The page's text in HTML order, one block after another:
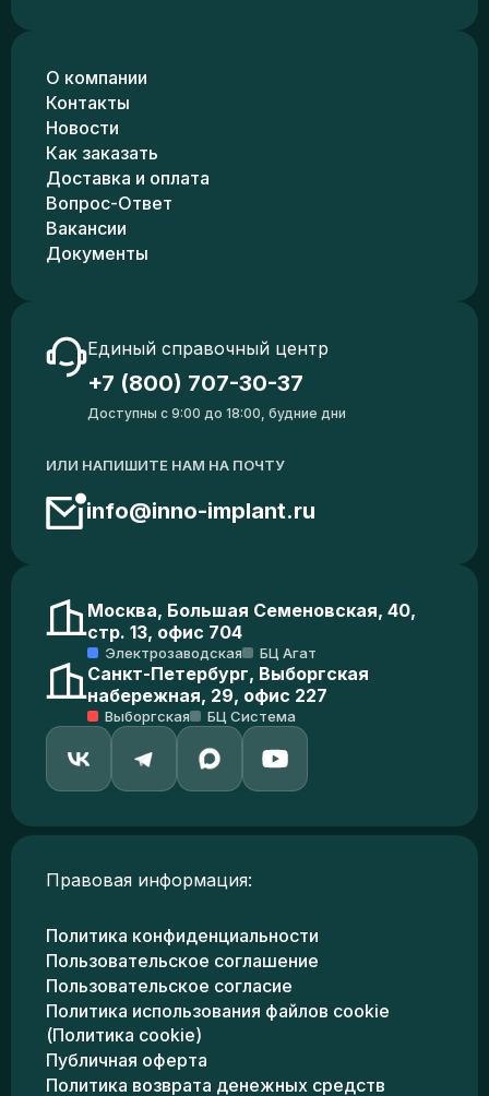
О компании
Контакты
Новости
Как заказать
Доставка и оплата
Вопрос-Ответ
Вакансии
Документы
Единый справочный центр
+7 (800) 707-30-37
Доступны с 9:00 до 18:00, будние дни
ИЛИ НАПИШИТЕ НАМ НА ПОЧТУ
info@inno-implant.ru
Москва, Большая Семеновская, 40,
стр. 13, офис 704
Электрозаводская БЦ Агат
Санкт-Петербург, Выборгская
набережная, 29, офис 227
Выборгская БЦ Система
Правовая информация:
Политика конфиденциальности
Пользовательское соглашение
Пользовательское согласие
Политика использования файлов cookie
(Политика cookie)
Публичная оферта
Политика возврата денежных средств